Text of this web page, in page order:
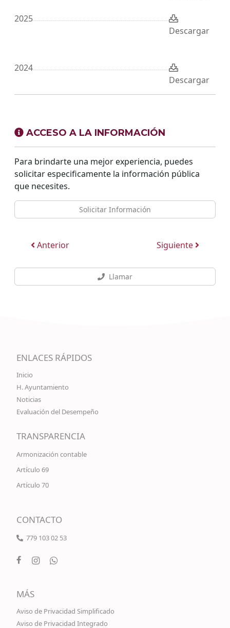
2025
Descargar
2024
Descargar
ACCESO A LA INFORMACIÓN
Para brindarte una mejor experiencia, puedes
solicitar especificamente la información pública
que necesites.
Solicitar Información
Anterior Siguiente
Llamar
ENLACES RÁPIDOS
Inicio
H. Ayuntamiento
Noticias
Evaluación del Desempeño
TRANSPARENCIA
Armonización contable
Artículo 69
Artículo 70
CONTACTO
779 103 02 53
MÁS
Aviso de Privacidad Simplificado
Aviso de Privacidad Integrado